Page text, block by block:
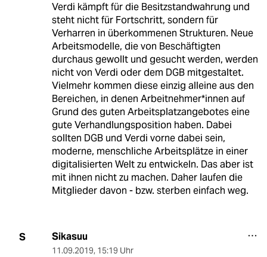
Verdi kämpft für die Besitzstandwahrung und
steht nicht für Fortschritt, sondern für
Verharren in überkommenen Strukturen. Neue
Arbeitsmodelle, die von Beschäftigten
durchaus gewollt und gesucht werden, werden
nicht von Verdi oder dem DGB mitgestaltet.
Vielmehr kommen diese einzig alleine aus den
Bereichen, in denen Arbeitnehmer*innen auf
Grund des guten Arbeitsplatzangebotes eine
gute Verhandlungsposition haben. Dabei
sollten DGB und Verdi vorne dabei sein,
moderne, menschliche Arbeitsplätze in einer
digitalisierten Welt zu entwickeln. Das aber ist
mit ihnen nicht zu machen. Daher laufen die
Mitglieder davon - bzw. sterben einfach weg.
S Sikasuu
11.09.2019, 15:19 Uhr